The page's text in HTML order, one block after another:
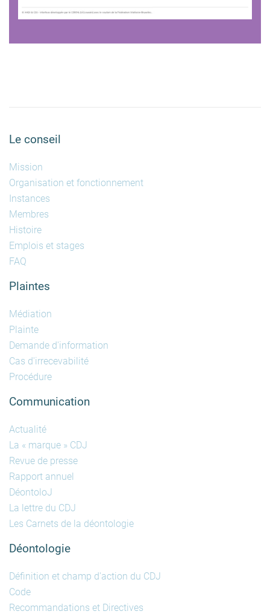
Le conseil
Mission
Organisation et fonctionnement
Instances
Membres
Histoire
Emplois et stages
FAQ
Plaintes
Médiation
Plainte
Demande d'information
Cas d'irrecevabilité
Procédure
Communication
Actualité
La « marque » CDJ
Revue de presse
Rapport annuel
DéontoloJ
La lettre du CDJ
Les Carnets de la déontologie
Déontologie
Définition et champ d'action du CDJ
Code
Recommandations et Directives